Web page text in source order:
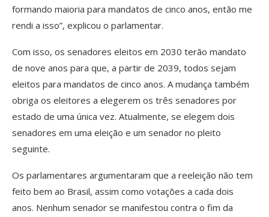
formando maioria para mandatos de cinco anos, então me
rendi a isso”, explicou o parlamentar.
Com isso, os senadores eleitos em 2030 terão mandato
de nove anos para que, a partir de 2039, todos sejam
eleitos para mandatos de cinco anos. A mudança também
obriga os eleitores a elegerem os três senadores por
estado de uma única vez. Atualmente, se elegem dois
senadores em uma eleição e um senador no pleito
seguinte.
Os parlamentares argumentaram que a reeleição não tem
feito bem ao Brasil, assim como votações a cada dois
anos. Nenhum senador se manifestou contra o fim da